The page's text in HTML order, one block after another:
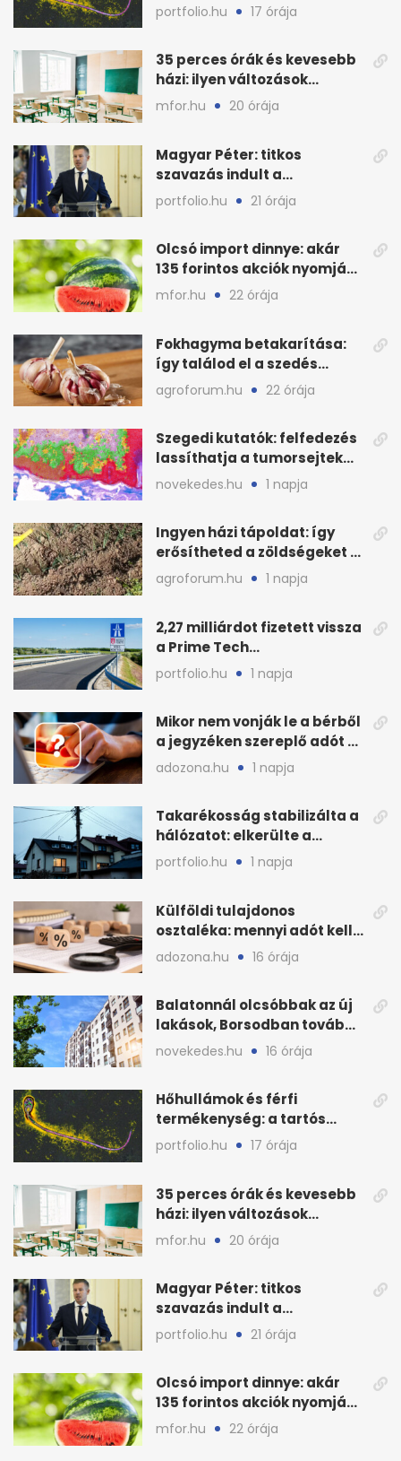
hőstressz kimutathatóan
ront
portfolio.hu 17 órája
35 perces órák és kevesebb
házi: ilyen változások
jöhetnek az iskolákban
mfor.hu 20 órája
Magyar Péter: titkos
szavazás indult a
köztársasági elnökjelöltről
portfolio.hu 21 órája
Olcsó import dinnye: akár
135 forintos akciók nyomják
le a piacot
mfor.hu 22 órája
Fokhagyma betakarítása:
így találod el a szedés
legjobb időpontját
agroforum.hu 22 órája
Szegedi kutatók: felfedezés
lassíthatja a tumorsejtek
terjedését
novekedes.hu 1 napja
Ingyen házi tápoldat: így
erősítheted a zöldségeket a
hőhullám után
agroforum.hu 1 napja
2,27 milliárdot fizetett vissza
a Prime Tech
Magántőkealap az
államnak
portfolio.hu 1 napja
Mikor nem vonják le a bérből
a jegyzéken szereplő adót és
járulékot?
adozona.hu 1 napja
Takarékosság stabilizálta a
hálózatot: elkerülte a
sötétséget Magyarország
portfolio.hu 1 napja
Külföldi tulajdonos
osztaléka: mennyi adót kell
levonni 2026-ban?
adozona.hu 16 órája
Balatonnál olcsóbbak az új
lakások, Borsodban tovább
drágulnak
novekedes.hu 16 órája
Hőhullámok és férfi
termékenység: a tartós
hőstressz kimutathatóan
ront
portfolio.hu 17 órája
35 perces órák és kevesebb
házi: ilyen változások
jöhetnek az iskolákban
mfor.hu 20 órája
Magyar Péter: titkos
szavazás indult a
köztársasági elnökjelöltről
portfolio.hu 21 órája
Olcsó import dinnye: akár
135 forintos akciók nyomják
le a piacot
mfor.hu 22 órája